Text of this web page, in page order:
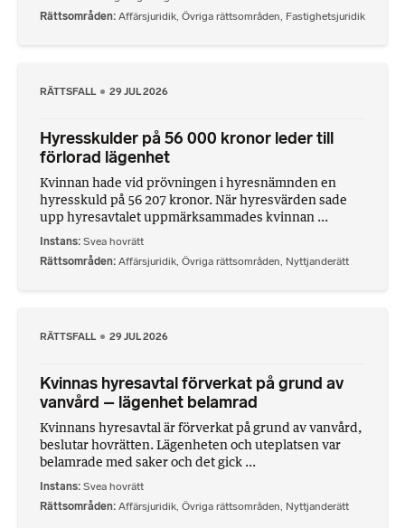
Rättsområden Affärsjuridik, Övriga rättsområden, Fastighetsjuridik
RÄTTSFALL 29 JUL 2026
Hyresskulder på 56 000 kronor leder till
förlorad lägenhet
Kvinnan hade vid prövningen i hyresnämnden en
hyresskuld på 56 207 kronor. När hyresvärden sade
upp hyresavtalet uppmärksammades kvinnan ...
Instans Svea hovrätt
Rättsområden Affärsjuridik, Övriga rättsområden, Nyttjanderätt
RÄTTSFALL 29 JUL 2026
Kvinnas hyresavtal förverkat på grund av
vanvård – lägenhet belamrad
Kvinnans hyresavtal är förverkat på grund av vanvård,
beslutar hovrätten. Lägenheten och uteplatsen var
belamrade med saker och det gick ...
Instans Svea hovrätt
Rättsområden Affärsjuridik Övriga rättsområden Nyttjanderätt